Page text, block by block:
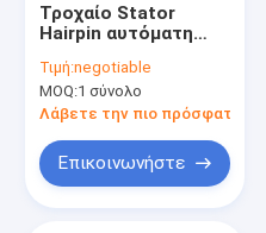
Τροχαίο Stator
Hairpin αυτόματη
θωράκισης για 3
φάσεις κινητήρα
ODM
Τιμή:negotiable
MOQ:1 σύνολο
Λάβετε την πιο πρόσφατη
Επικοινωνήστε